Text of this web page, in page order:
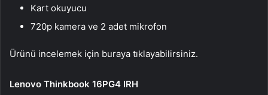
Kart okuyucu
720p kamera ve 2 adet mikrofon
Ürünü incelemek için buraya tıklayabilirsiniz.
Lenovo Thinkbook 16PG4 IRH